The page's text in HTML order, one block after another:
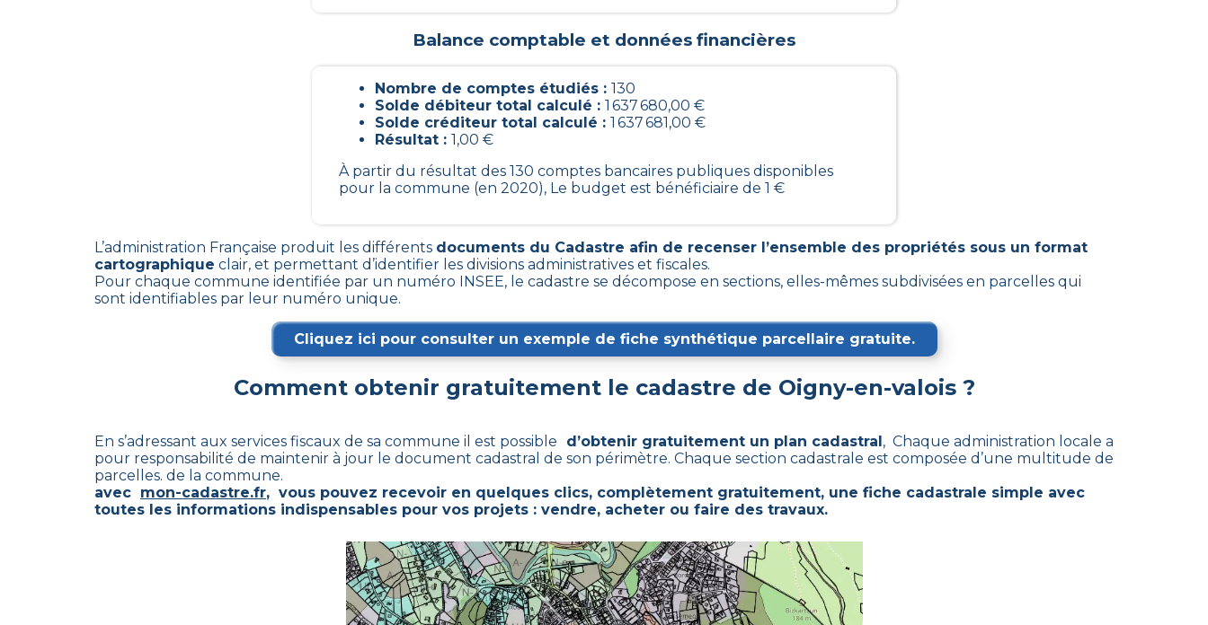
Balance comptable et données financières
Nombre de comptes étudiés : 130
Solde débiteur total calculé : 1 637 680,00 €
Solde créditeur total calculé : 1 637 681,00 €
Résultat : 1,00 €
À partir du résultat des 130 comptes bancaires publiques disponibles
pour la commune (en 2020), Le budget est bénéficiaire de 1 €
L’administration Française produit les différents documents du Cadastre afin de recenser l’ensemble des propriétés sous un format
cartographique clair, et permettant d’identifier les divisions administratives et fiscales.
Pour chaque commune identifiée par un numéro INSEE, le cadastre se décompose en sections, elles-mêmes subdivisées en parcelles qui
sont identifiables par leur numéro unique.
Cliquez ici pour consulter un exemple de fiche synthétique parcellaire gratuite.
Comment obtenir gratuitement le cadastre de Oigny-en-valois?
En s’adressant aux services fiscaux de sa commune il est possible d’obtenir gratuitement un plan cadastral, Chaque administration locale a
pour responsabilité de maintenir à jour le document cadastral de son périmètre. Chaque section cadastrale est composée d’une multitude de
parcelles. de la commune.
avec mon-cadastre.fr, vous pouvez recevoir en quelques clics, complètement gratuitement, une fiche cadastrale simple avec
toutes les informations indispensables pour vos projets : vendre, acheter ou faire des travaux.